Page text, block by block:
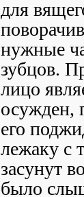
для
нужные
зубцов.
лицо
осужден,
его
лежаку с
засунут
было